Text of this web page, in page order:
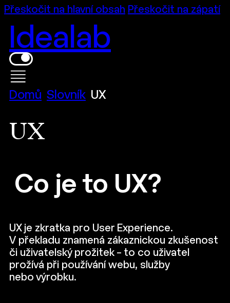
Přeskočit na hlavní obsah Přeskočit na zápatí
Idealab
Domů Slovník UX
UX
Co je to UX?
UX je zkratka pro User Experience.
V překladu znamená zákaznickou zkušenost
či uživatelský prožitek – to co uživatel
prožívá při používání webu, služby
nebo výrobku.